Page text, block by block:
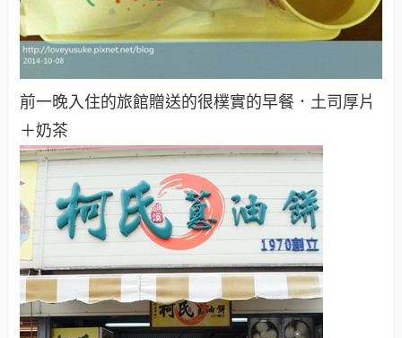
前一晚入住的旅館贈送的很樸實的早餐．土司厚片
＋奶茶